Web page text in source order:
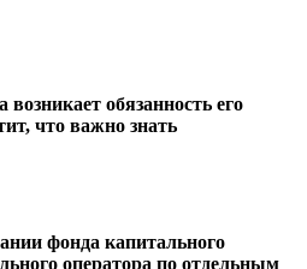
обязанность его
что важно знать
фонда капитального
оператора по отдельным